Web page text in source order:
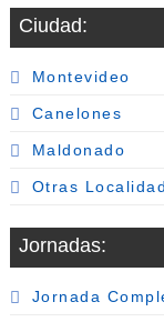
Ciudad:
Montevideo
Canelones
Maldonado
Otras
Jornadas:
Jornada